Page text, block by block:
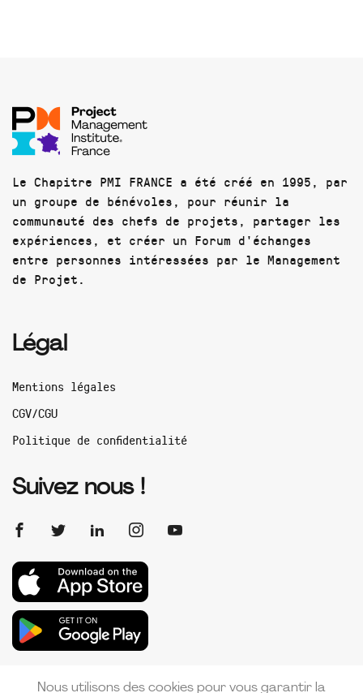
Le Chapitre PMI FRANCE a été créé en 1995, par
un groupe de bénévoles, pour réunir la
communauté des chefs de projets, partager les
expériences, et créer un Forum d'échanges
entre personnes intéressées par le Management
de Projet.
Légal
Mentions légales
CGV/CGU
Politique de confidentialité
Suivez nous !
Nous utilisons des cookies pour vous garantir la